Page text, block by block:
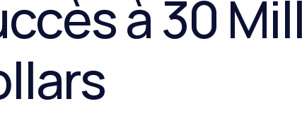
Sport & Fitness
Vie quotidienne
à 30